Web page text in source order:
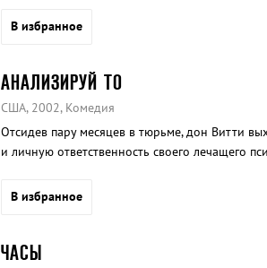
В избранное
АНАЛИЗИРУЙ ТО
США, 2002, Комедия
Отсидев пару месяцев в тюрьме, дон Витти
и личную ответственность своего лечащего
В избранное
ЧАСЫ